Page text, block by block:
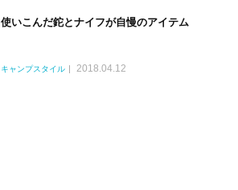
使いこんだ鉈とナイフが自慢のアイテム
キャンプスタイル 2018.04.12